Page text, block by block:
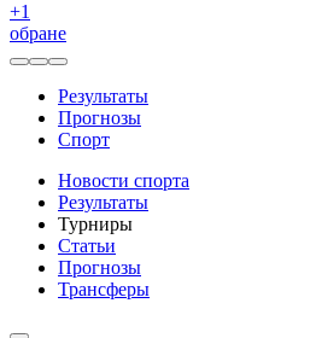
+1
обране
Результаты
Прогнозы
Спорт
Новости спорта
Результаты
Турниры
Статьи
Прогнозы
Трансферы